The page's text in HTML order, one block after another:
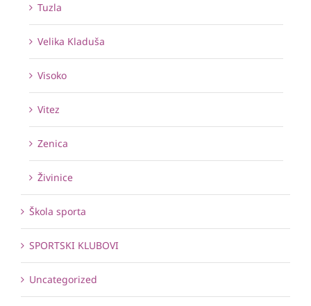
Tuzla
Velika Kladuša
Visoko
Vitez
Zenica
Živinice
Škola sporta
SPORTSKI KLUBOVI
Uncategorized